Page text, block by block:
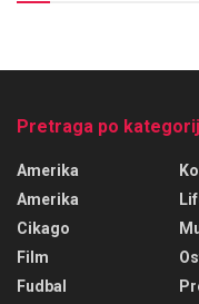
Pretraga po
Amerika
Amerika
Cikago
Film
Fudbal